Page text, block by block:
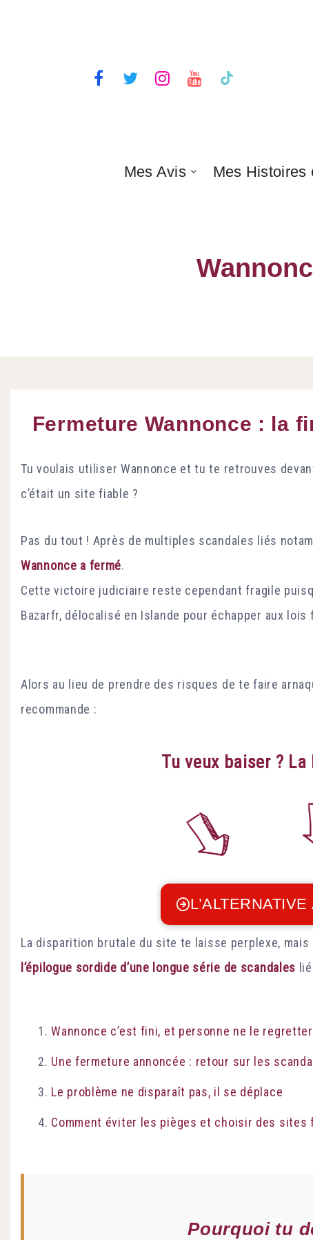
Mes Avis Mes Histoires
Fermeture Wannonce : la
Tu voulais utiliser Wannonce et tu te retrouves
c’était un site fiable ?
Pas du tout ! Après de multiples scandales liés
Wannonce a fermé.
Cette victoire judiciaire reste cependant fragile
Bazarfr, délocalisé en Islande pour échapper aux
Alors au lieu de prendre des risques de te faire
recommande :
Tu veux baiser ? La
La disparition brutale du site te laisse perplexe,
l’épilogue sordide d’une longue série de scandales
Wannonce c’est fini, et personne ne le
Une fermeture annoncée : retour sur les
Le problème ne disparaît pas, il se déplace
Comment éviter les pièges et choisir des sites
Pourquoi tu